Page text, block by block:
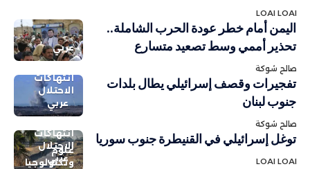
LOAI LOAI
عربي
اليمن أمام خطر عودة الحرب الشاملة..
تحذير أممي وسط تصعيد متسارع
صالح شوكة
انتهاكات
الاحتلال
عربي
تفجيرات وقصف إسرائيلي يطال بلدات
جنوب لبنان
صالح شوكة
انتهاكات
الاحتلال
عربي
توغل إسرائيلي في القنيطرة جنوب سوريا
LOAI LOAI
علوم
وتكنولوجيا